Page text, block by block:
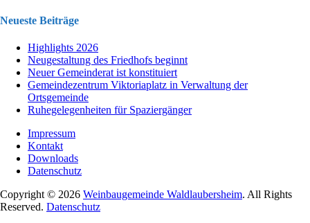
Neueste Beiträge
Highlights 2026
Neugestaltung des Friedhofs beginnt
Neuer Gemeinderat ist konstituiert
Gemeindezentrum Viktoriaplatz in Verwaltung der
Ortsgemeinde
Ruhegelegenheiten für Spaziergänger
Impressum
Kontakt
Downloads
Datenschutz
Copyright © 2026 Weinbaugemeinde Waldlaubersheim. All Rights
Reserved. Datenschutz